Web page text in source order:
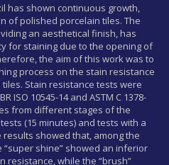
has shown continuous growth,
of polished porcelain tiles. The
an aesthetical finish, has
for staining due to the opening of
the aim of this work was to
process on the stain resistance
Stain resistance tests were
ISO 10545-14 and ASTM C 1378-
from different stages of the
(15 minutes) and tests with a
showed that, among the
shine” showed an inferior
resistance, while the “brush”